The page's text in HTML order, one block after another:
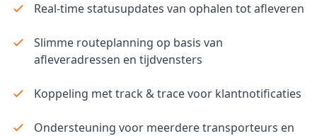
Real-time statusupdates van ophalen tot afleveren
Slimme routeplanning op basis van
afleveradressen en tijdvensters
Koppeling met track & trace voor klantnotificaties
Ondersteuning voor meerdere transporteurs en